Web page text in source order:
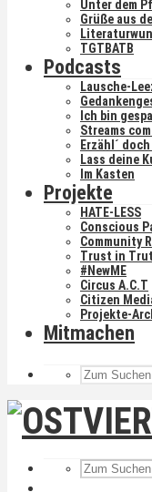
Unter dem
Grüße aus
TGTBATB
Podcasts
Lausche-
Ich bin
Streams
Erzähl´ doch
Lass deine
Im Kasten
Projekte
HATE-LESS
Conscious
Community
Trust in
#NewME
Circus A.C.T
Citizen
Projekte-
Mitmachen